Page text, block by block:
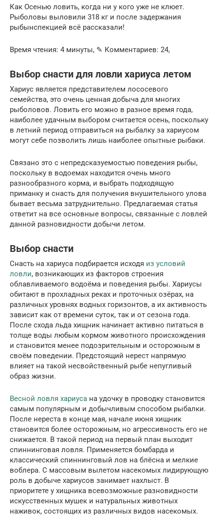
Как Осенью ловить, когда ни у кого уже не клюет.
Рыболовы выловили 318 кг и после задержания
рыбынспекцией всё рассказали!
Время чтения: 4 минуты, ✎ Комментариев: 24,
Выбор снасти для ловли хариуса летом
Хариус является представителем лососевого
семейства, это очень ценная добыча для многих
рыболовов. Ловить его можно в разное время года,
наиболее удачным выбором считается осень, поскольку
в летний период отправиться на рыбалку за хариусом
могут себе позволить лишь наиболее опытные рыбаки.
Связано это с непредсказуемостью поведения рыбы,
поскольку в водоемах находится очень много
разнообразного корма, и выбрать подходящую
приманку и снасть для получения внушительного улова
бывает весьма затруднительно. Предлагаемая статья
ответит на все основные вопросы, связанные с ловлей
данной разновидности добычи летом.
Выбор снасти
Снасть на хариуса подбирается исходя из условий
ловли, возникающих из факторов строения
облавливаемого водоёма и поведения рыбы. Хариусы
обитают в прохладных реках и проточных озёрах, на
различных уровнях водных горизонтов, а их активность
зависит как от времени суток, так и от сезона года.
После схода льда хищник начинает активно питаться в
толще воды любым кормом животного происхождения
и становится менее подозрительным и осторожным в
своём поведении. Предстоящий нерест напрямую
влияет на такой несвойственный рыбе непугливый
образ жизни.
Весной ловля хариуса на удочку в проводку становится
самым популярным и добычливым способом рыбалки.
После нереста в конце мая, начале июня хищник
становится более осторожным, но агрессивность его не
снижается. В такой период на первый план выходит
спиннинговая ловля. Применяется бомбарда и
классический спиннинговый лов на блёсна и мелкие
воблера. С массовым вылетом насекомых лидирующую
роль в добыче хариусов занимает нахлыст. В
приоритете у хищника всевозможные разновидности
искусственных мушек и натуральных животных
наживок, состоящих из различных видов насекомых.